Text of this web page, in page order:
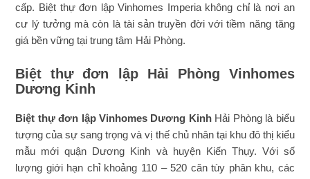
cấp. Biệt thự đơn lập Vinhomes Imperia không chỉ là nơi an
cư lý tưởng mà còn là tài sản truyền đời với tiềm năng tăng
giá bền vững tại trung tâm Hải Phòng.
Biệt thự đơn lập Hải Phòng Vinhomes
Dương Kinh
Biệt thự đơn lập Vinhomes Dương KinhHải Phòng là biểu
tượng của sự sang trọng và vị thế chủ nhân tại khu đô thị kiểu
mẫu mới quận Dương Kinh và huyện Kiến Thụy. Với số
lượng giới hạn chỉ khoảng 110 – 520 căn tùy phân khu, các